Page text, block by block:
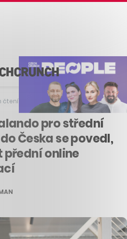
čtení
pro střední
Česka se povedl,
přední online